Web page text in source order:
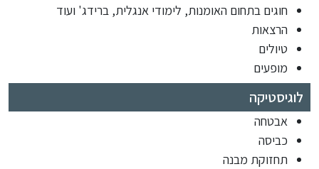
חוגים בתחום האומנות, לימודי אנגלית, ברידג' ועוד
הרצאות
טיולים
מופעים
לוגיסטיקה
אבטחה
כביסה
תחזוקת מבנה